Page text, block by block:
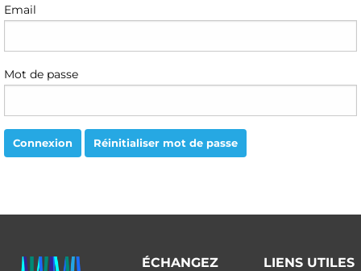
Connexion
Email
Mot de passe
Connexion Réinitialiser mot de passe
ÉCHANGEZ
LIENS UTILES